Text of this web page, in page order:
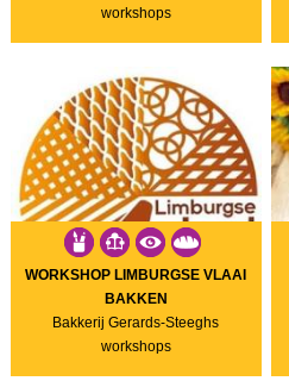
workshops
WORKSHOP LIMBURGSE VLAAI
BAKKEN
Bakkerij Gerards-Steeghs
workshops